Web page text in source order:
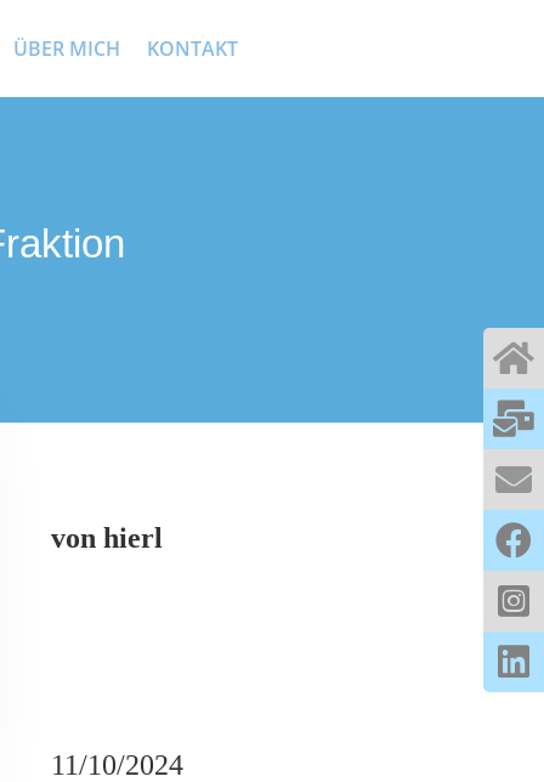
ÜBER MICH KONTAKT
vonhierl
11/10/2024